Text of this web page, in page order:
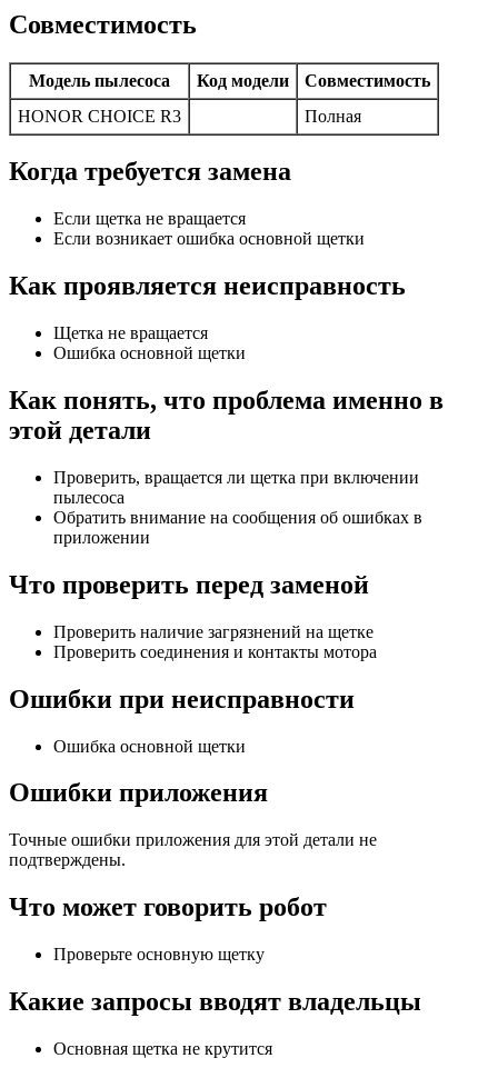
Совместимость
Модель пылесоса Код модели
Совместимость
HONOR CHOICE R3
Полная
Когда требуется замена
Если щетка не вращается
Если возникает ошибка основной щетки
Как проявляется неисправность
Щетка не вращается
Ошибка основной щетки
Как понять, что проблема именно в
этой детали
Проверить, вращается ли щетка при включении
пылесоса
Обратить внимание на сообщения об ошибках в
приложении
Что проверить перед заменой
Проверить наличие загрязнений на щетке
Проверить соединения и контакты мотора
Ошибки при неисправности
Ошибка основной щетки
Ошибки приложения
Точные ошибки приложения для этой детали не
подтверждены.
Что может говорить робот
Проверьте основную щетку
Какие запросы вводят владельцы
Основная щетка не крутится